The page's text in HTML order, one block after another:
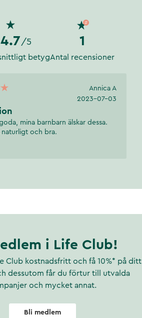
4.7 /5
betyg
1
Antal recensioner
Annica A
2023-07-03
mina barnbarn älskar dessa.
naturligt och bra.
i Life Club!
Club kostnadsfritt och få 10%* på ditt
dessutom får du förtur till utvalda
och mycket annat.
Bli medlem